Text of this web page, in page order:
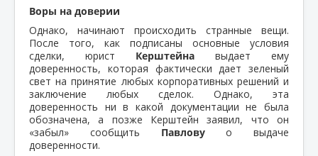
Воры на доверии
Однако, начинают происходить странные вещи.
После того, как подписаны основные условия
сделки, юрист Керштейна выдает ему
доверенность, которая фактически дает зеленый
свет на принятие любых корпоративных решений и
заключение любых сделок. Однако, эта
доверенность ни в какой документации не была
обозначена, а позже Керштейн заявил, что он
«забыл» сообщить Павловуо выдаче
доверенности.